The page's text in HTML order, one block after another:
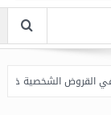
خلال الربع الأول